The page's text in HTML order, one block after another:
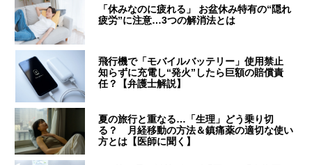
「休みなのに疲れる」 お盆休み特有の“隠れ
疲労”に注意…3つの解消法とは
飛行機で「モバイルバッテリー」使用禁止
知らずに充電し“発火”したら巨額の賠償責
任？【弁護士解説】
夏の旅行と重なる…「生理」どう乗り切
る？ 月経移動の方法＆鎮痛薬の適切な使い
方とは【医師に聞く】